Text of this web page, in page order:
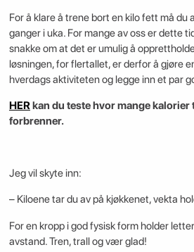
For å klare å trene bort en kilo fett må
ganger i uka. For mange av oss er dette
snakke om at det er umulig å
løsningen, for flertallet, er derfor å gjøre
hverdags aktiviteten og legge inn et par
HERkan du teste hvor mange kalorier
forbrenner.
Jeg vil skyte inn:
– Kiloene tar du av på kjøkkenet, vekta
For en kropp i god fysisk form holder
avstand. Tren, trall og vær glad!